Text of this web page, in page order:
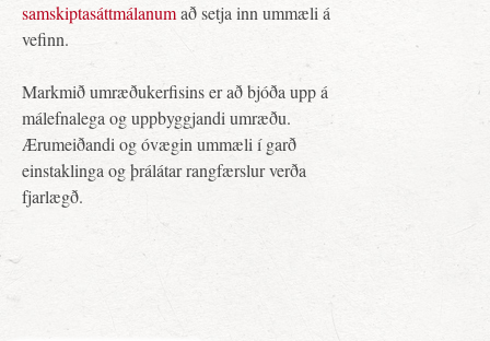
samskiptasáttmálanumað setja inn ummæli á
vefinn.
Markmið umræðukerfisins er að bjóða upp á
málefnalega og uppbyggjandi umræðu.
Ærumeiðandi og óvægin ummæli í garð
einstaklinga og þrálátar rangfærslur verða
fjarlægð.